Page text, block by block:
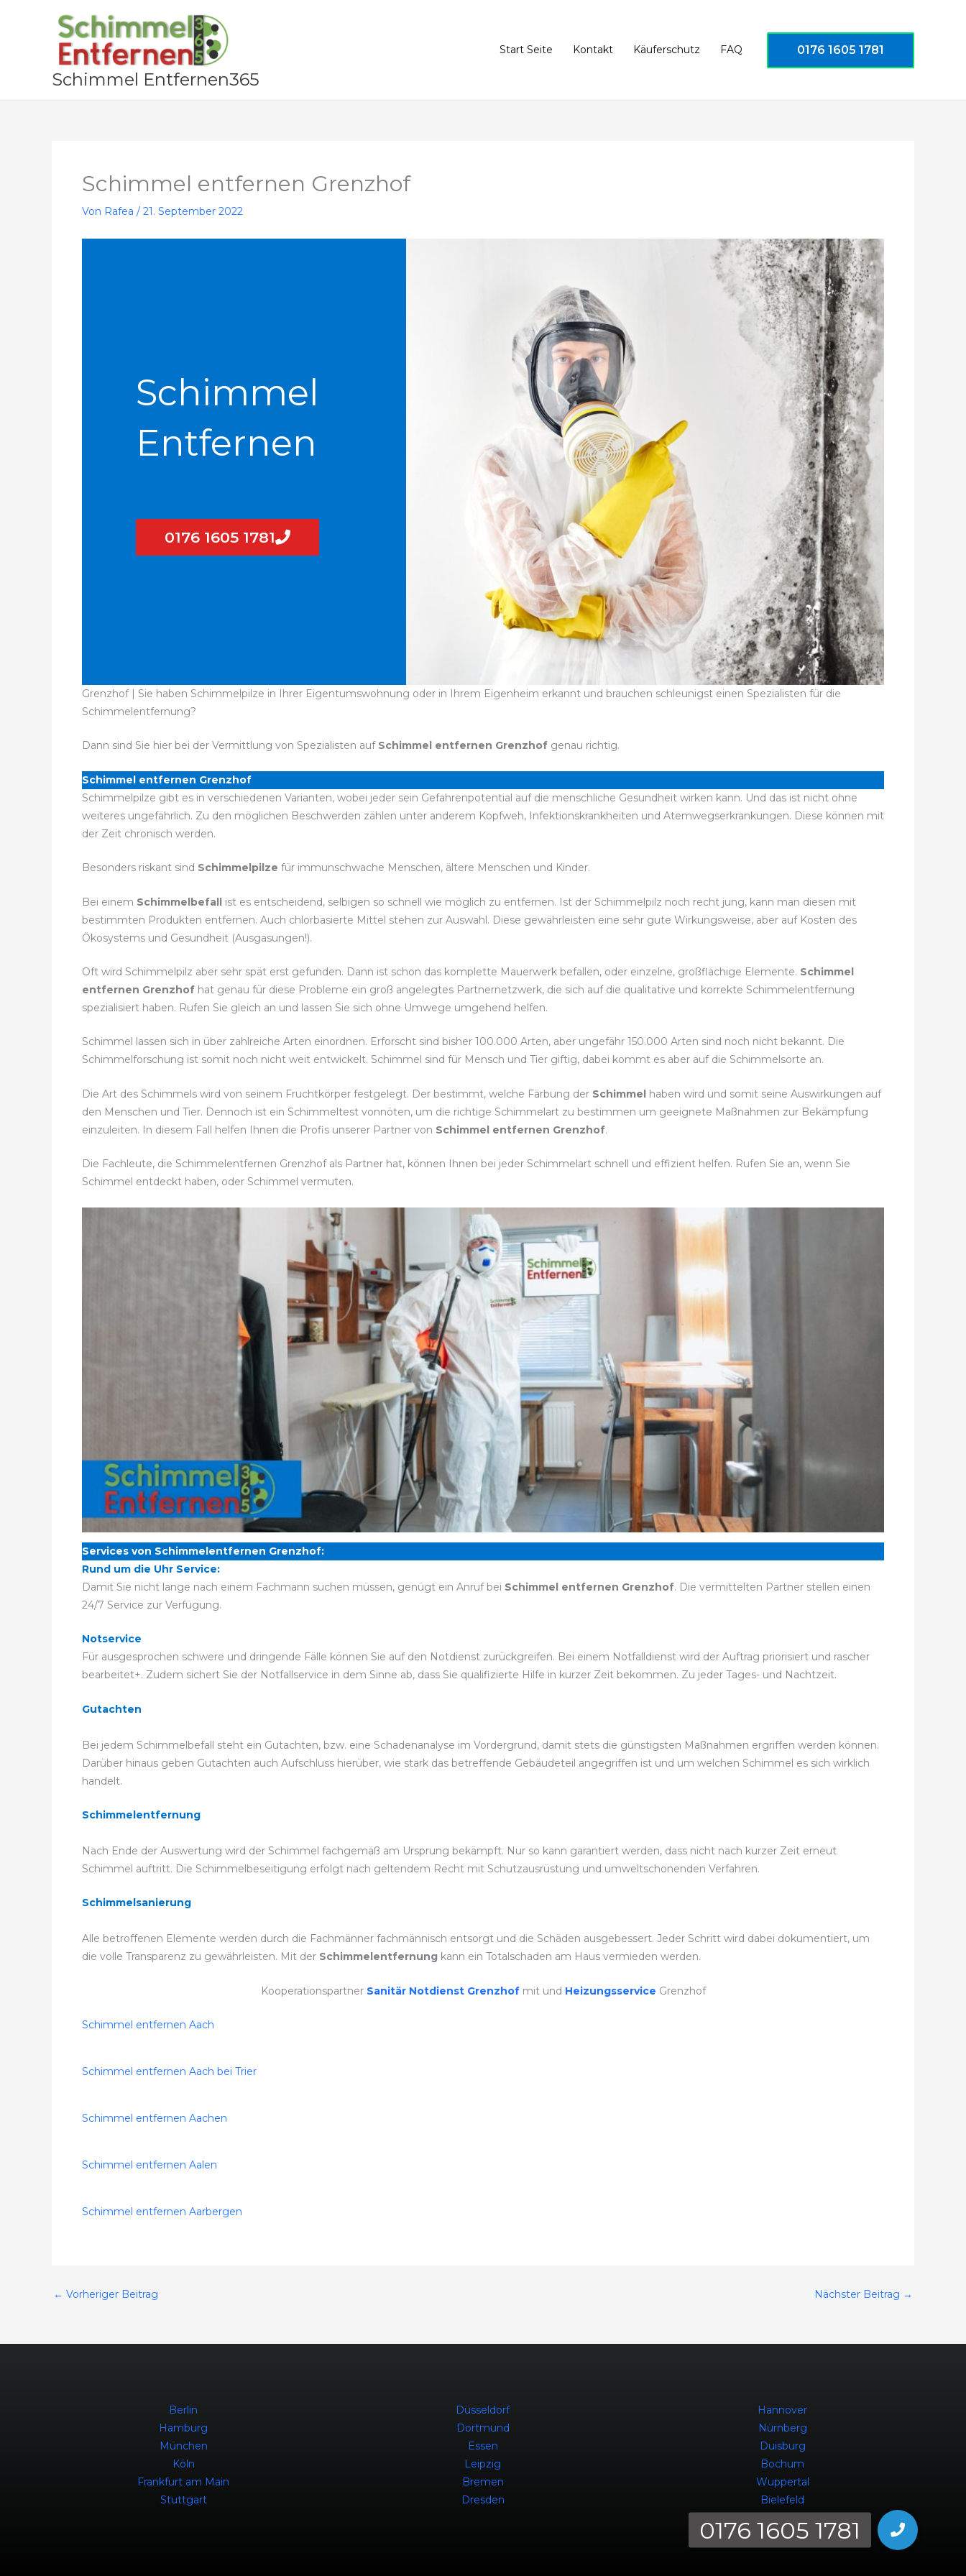
Schimmel Entfernen365
Start Seite Kontakt Käuferschutz FAQ 0176 1605 1781
Schimmel entfernen Grenzhof
Von Rafea / 21. September 2022
Schimmel
Entfernen
0176 1605 1781
Grenzhof | Sie haben Schimmelpilze in Ihrer Eigentumswohnung oder in Ihrem Eigenheim erkannt und brauchen schleunigst einen Spezialisten für die
Schimmelentfernung?
Dann sind Sie hier bei der Vermittlung von Spezialisten auf Schimmel entfernen Grenzhof genau richtig.
Schimmel entfernen Grenzhof
Schimmelpilze gibt es in verschiedenen Varianten, wobei jeder sein Gefahrenpotential auf die menschliche Gesundheit wirken kann. Und das ist nicht ohne
weiteres ungefährlich. Zu den möglichen Beschwerden zählen unter anderem Kopfweh, Infektionskrankheiten und Atemwegserkrankungen. Diese können mit
der Zeit chronisch werden.
Besonders riskant sind Schimmelpilze für immunschwache Menschen, ältere Menschen und Kinder.
Bei einem Schimmelbefall ist es entscheidend, selbigen so schnell wie möglich zu entfernen. Ist der Schimmelpilz noch recht jung, kann man diesen mit
bestimmten Produkten entfernen. Auch chlorbasierte Mittel stehen zur Auswahl. Diese gewährleisten eine sehr gute Wirkungsweise, aber auf Kosten des
Ökosystems und Gesundheit (Ausgasungen!).
Oft wird Schimmelpilz aber sehr spät erst gefunden. Dann ist schon das komplette Mauerwerk befallen, oder einzelne, großflächige Elemente. Schimmel
entfernen Grenzhof hat genau für diese Probleme ein groß angelegtes Partnernetzwerk, die sich auf die qualitative und korrekte Schimmelentfernung
spezialisiert haben. Rufen Sie gleich an und lassen Sie sich ohne Umwege umgehend helfen.
Schimmel lassen sich in über zahlreiche Arten einordnen. Erforscht sind bisher 100.000 Arten, aber ungefähr 150.000 Arten sind noch nicht bekannt. Die
Schimmelforschung ist somit noch nicht weit entwickelt. Schimmel sind für Mensch und Tier giftig, dabei kommt es aber auf die Schimmelsorte an.
Die Art des Schimmels wird von seinem Fruchtkörper festgelegt. Der bestimmt, welche Färbung der Schimmel haben wird und somit seine Auswirkungen auf
den Menschen und Tier. Dennoch ist ein Schimmeltest vonnöten, um die richtige Schimmelart zu bestimmen um geeignete Maßnahmen zur Bekämpfung
einzuleiten. In diesem Fall helfen Ihnen die Profis unserer Partner von Schimmel entfernen Grenzhof.
Die Fachleute, die Schimmelentfernen Grenzhof als Partner hat, können Ihnen bei jeder Schimmelart schnell und effizient helfen. Rufen Sie an, wenn Sie
Schimmel entdeckt haben, oder Schimmel vermuten.
Services von Schimmelentfernen Grenzhof:
Rund um die Uhr Service:
Damit Sie nicht lange nach einem Fachmann suchen müssen, genügt ein Anruf bei Schimmel entfernen Grenzhof. Die vermittelten Partner stellen einen
24/7 Service zur Verfügung.
Notservice
Für ausgesprochen schwere und dringende Fälle können Sie auf den Notdienst zurückgreifen. Bei einem Notfalldienst wird der Auftrag priorisiert und rascher
bearbeitet+. Zudem sichert Sie der Notfallservice in dem Sinne ab, dass Sie qualifizierte Hilfe in kurzer Zeit bekommen. Zu jeder Tages- und Nachtzeit.
Gutachten
Bei jedem Schimmelbefall steht ein Gutachten, bzw. eine Schadenanalyse im Vordergrund, damit stets die günstigsten Maßnahmen ergriffen werden können.
Darüber hinaus geben Gutachten auch Aufschluss hierüber, wie stark das betreffende Gebäudeteil angegriffen ist und um welchen Schimmel es sich wirklich
handelt.
Schimmelentfernung
Nach Ende der Auswertung wird der Schimmel fachgemäß am Ursprung bekämpft. Nur so kann garantiert werden, dass nicht nach kurzer Zeit erneut
Schimmel auftritt. Die Schimmelbeseitigung erfolgt nach geltendem Recht mit Schutzausrüstung und umweltschonenden Verfahren.
Schimmelsanierung
Alle betroffenen Elemente werden durch die Fachmänner fachmännisch entsorgt und die Schäden ausgebessert. Jeder Schritt wird dabei dokumentiert, um
die volle Transparenz zu gewährleisten. Mit der Schimmelentfernung kann ein Totalschaden am Haus vermieden werden.
Kooperationspartner Sanitär Notdienst Grenzhof mit und Heizungsservice Grenzhof
Schimmel entfernen Aach
Schimmel entfernen Aach bei Trier
Schimmel entfernen Aachen
Schimmel entfernen Aalen
Schimmel entfernen Aarbergen
← Vorheriger Beitrag Nächster Beitrag →
Berlin
Hamburg
München
Köln
Frankfurt am Main
Stuttgart
Düsseldorf
Dortmund
Essen
Leipzig
Bremen
Dresden
Hannover
Nürnberg
Duisburg
Bochum
Wuppertal
Bielefeld